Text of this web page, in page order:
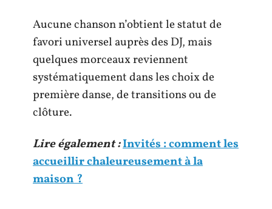
Aucune chanson n’obtient le statut de
favori universel auprès des DJ, mais
quelques morceaux reviennent
systématiquement dans les choix de
première danse, de transitions ou de
clôture.
Lire également :Invités : comment les
accueillir chaleureusement à la
maison ?